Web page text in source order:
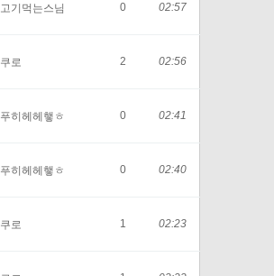
고기먹는스님 0 02:57
쿠로 2 02:56
푸히헤헤햏ㅎ 0 02:41
푸히헤헤햏ㅎ 0 02:40
쿠로 1 02:23